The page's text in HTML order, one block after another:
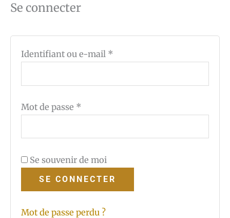
Se connecter
Identifiant ou e-mail *
Mot de passe *
Se souvenir de moi
SE CONNECTER
Mot de passe perdu ?